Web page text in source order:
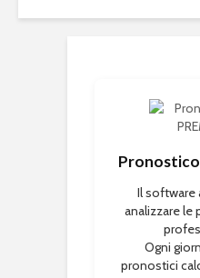
Il software
analizzare le
Ogni
pronostici